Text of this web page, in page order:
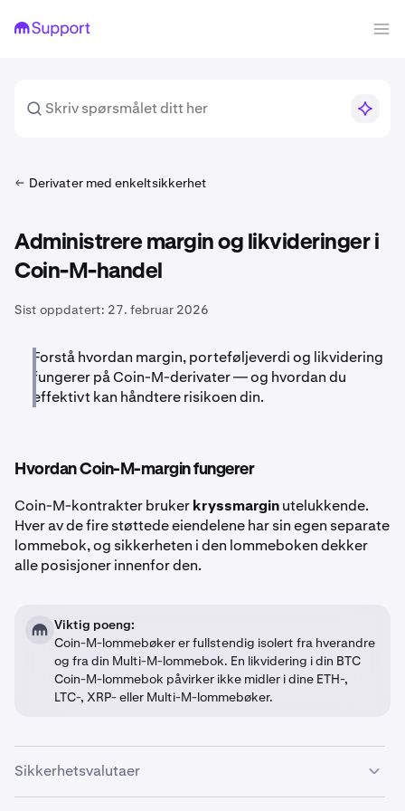
Derivater med enkeltsikkerhet
Administrere margin og likvideringer i
Coin-M-handel
Sist oppdatert: 27. februar 2026
Forstå hvordan margin, porteføljeverdi og likvidering
fungerer på Coin-M-derivater — og hvordan du
effektivt kan håndtere risikoen din.
Hvordan Coin-M-margin fungerer
Coin-M-kontrakter brukerkryssmarginutelukkende.
Hver av de fire støttede eiendelene har sin egen separate
lommebok, og sikkerheten i den lommeboken dekker
alle posisjoner innenfor den.
Viktig poeng:
Coin-M-lommebøker er fullstendig isolert fra hverandre
og fra din Multi-M-lommebok. En likvidering i din BTC
Coin-M-lommebok påvirker ikke midler i dine ETH-,
LTC-, XRP- eller Multi-M-lommebøker.
Sikkerhetsvalutaer